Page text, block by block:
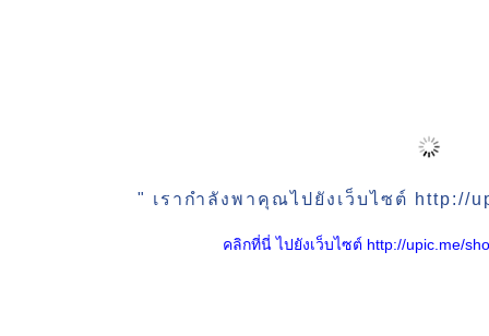
" เรากำลังพาคุณไปยังเว็บไซต์ http://
คลิกที่นี่ ไปยังเว็บไซต์ http://upic.me/